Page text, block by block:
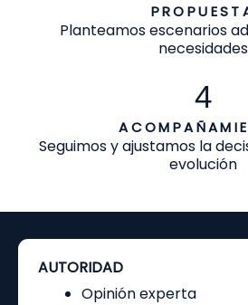
Planteamos escenarios
necesidades
4
Seguimos y ajustamos la
evolución
AUTORIDAD
Opinión experta